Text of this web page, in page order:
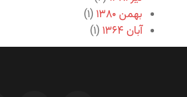
بهمن ۱۳۸۰
(۱)
آبان ۱۳۶۴
(۱)